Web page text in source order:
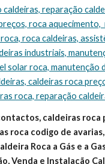
reparação
roca
roca caldeiras,
industriais,
solar roca, manutenção
caldeiras roca
roca, reparação
caldeiras
roca codigo de
Roca a Gás e a
Venda e Instalação